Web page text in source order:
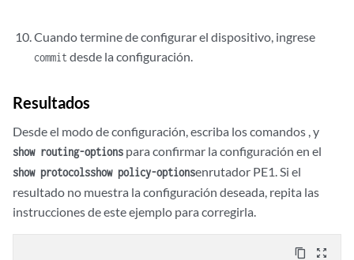
Cuando termine de configurar el dispositivo, ingrese
commitdesde la configuración.
Resultados
Desde el modo de configuración, escriba los comandos , y
show routing-options para confirmar la configuración en el
show protocolsshow policy-optionsenrutador PE1. Si el
resultado no muestra la configuración deseada, repita las
instrucciones de este ejemplo para corregirla.
content_copy zoom_out_map